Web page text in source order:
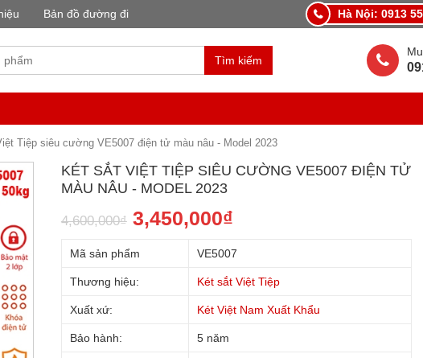
Bản đồ đường đi
Hà Nội: 0913
Tìm kiếm
Tiệp siêu cường VE5007 điện tử màu nâu - Model 2023
KÉT SẮT VIỆT TIỆP SIÊU CƯỜNG VE5007 ĐIỆN TỬ
MÀU NÂU - MODEL 2023
4,600,000₫ 3,450,000₫
Mã sản phẩm VE5007
Thương hiệu: Két sắt Việt Tiệp
Xuất xứ: Két Việt Nam Xuất Khẩu
Bảo hành: 5 năm